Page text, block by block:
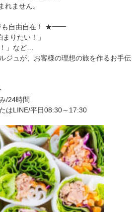
ません。
も自由自在！ ★━━
りたい！」
」など…
ジュが、お客様の理想の旅を作るお手伝
/24時間
はLINE/平日08:30～17:30